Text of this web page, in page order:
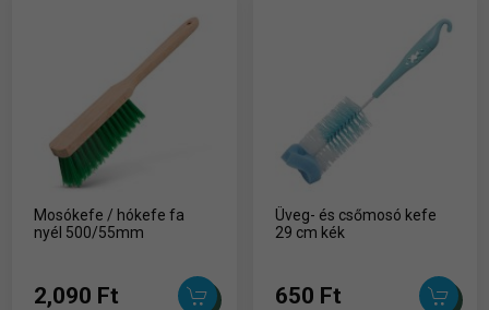
Mosókefe / hókefe fa
nyél 500/55mm
2,090 Ft
Üveg- és csőmosó kefe
29 cm kék
650 Ft